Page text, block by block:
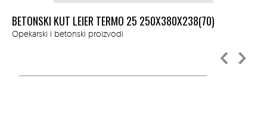
BETONSKI KUT LEIER TERMO 25 250X380X238(70)
Opekarski i betonski proizvodi